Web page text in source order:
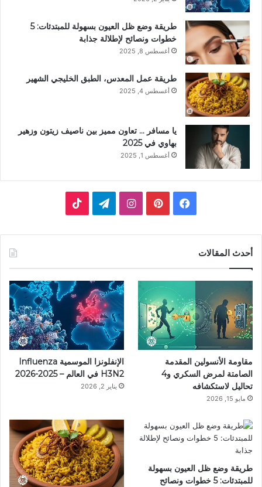
طريقة وضع ظل العيون بسهولة للمبتدئات: 5
خطوات ونصائح لإطلالة جذابة
أغسطس 8, 2025
طريقة عمل المعدس، الطبق الخليجي الشهير
أغسطس 4, 2025
يا مسافر … تعاون مميز بين ناصيف زيتون وزهير
بهاوي في 2025
أغسطس 1, 2025
فيسبوكبينتيريستانستقرامتيلقرام
أحدث المقالات
مقاومة الأنسولين المقدمة
الصامتة لمرض السكري و4
تحاليل لاستكشافه
مايو 15, 2026
الإنفلونزا الموسمية Influenza
H3N2 في العالم – 2025-2026
يناير 2, 2026
طريقة وضع ظل العيون بسهولة
للمبتدئات: 5 خطوات ونصائح